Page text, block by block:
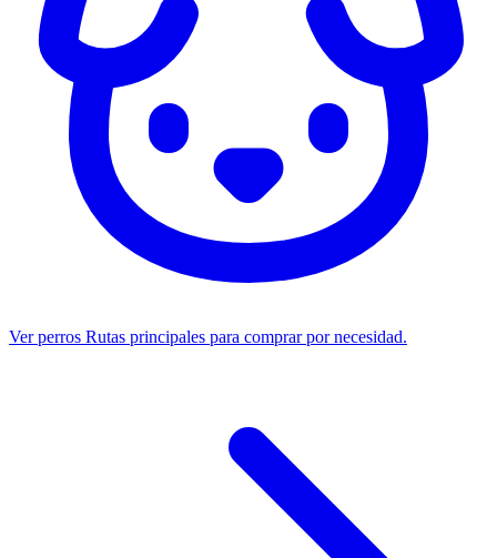
Ver perros Rutas principales para comprar por necesidad.